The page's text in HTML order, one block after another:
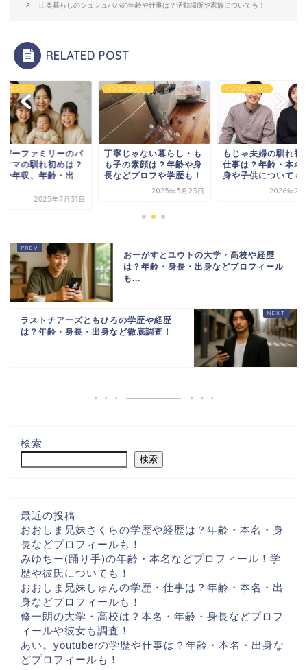
山奥暮らしのシュシュパパの年齢や仕事は？活動場所や家族についても！
RELATED POST
ルエンサー
じゃない暮らし・も
の素顔は？年齢や身
どプロフや学歴も！
インフルエンサー
もじゃ夫婦の馴れ初めや
仕事は？年齢・本名・出
身や子供についても！
2026年2月25日
インフルエンサー
ひろぴーファミリー
パとママの馴れ初め
仕事や年収、年齢・
おーがすとユウトの大学・高校や経歴
は？年齢・身長・出身などプロフィール
も...
ラストチアーズともひろの学歴や経歴
は？年齢・身長・出身など徹底調査！
検索
検索
最近の投稿
おおしま兄妹さくらの学歴や経歴は？年齢・本名・身
長などプロフィールも！
みゆちー(踊り手)の年齢・本名などプロフィール！学
歴や彼氏についても！
おおしま兄妹しゅんの学歴・仕事は？年齢・本名・出
身などプロフィールも！
修一朗の大学・高校は？本名・年齢・身長などプロフ
ィールや彼女も調査！
あい。youtuberの学歴や仕事は？年齢・本名・出身な
どプロフィールも！